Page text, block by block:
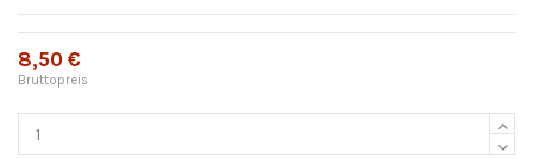
8,50 €
Bruttopreis